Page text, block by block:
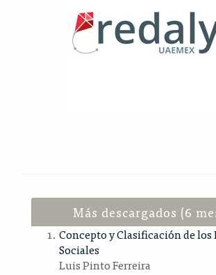
Más descargados (6
Concepto y Clasificación de los
Sociales
Luis Pinto Ferreira